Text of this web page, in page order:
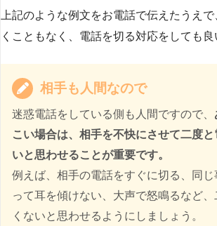
上記のような例文をお電話で伝えたうえ
くこともなく、電話を切る対応をしても良
相手も人間なので
迷惑電話をしている側も人間ですので、
こい場合は、相手を不快にさせて二度
いと思わせることが重要です。
例えば、相手の電話をすぐに切る、同
って耳を傾けない、大声で怒鳴るなど
くないと思わせるようにしましょう。